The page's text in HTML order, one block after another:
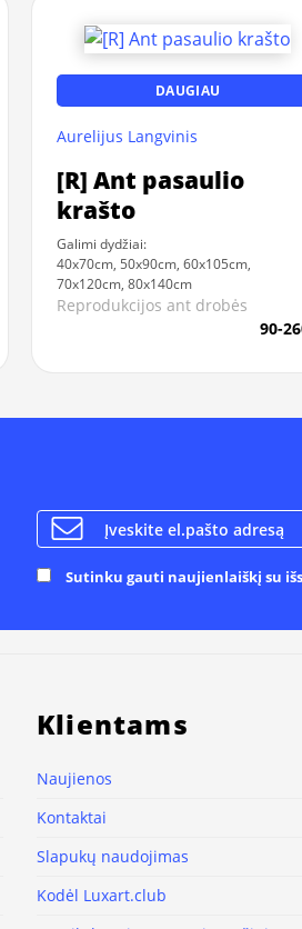
DAUGIAU
Aurelijus Langvinis
[R] Ant pasaulio
krašto
Galimi dydžiai:
40x70cm, 50x90cm, 60x105cm,
70x120cm, 80x140cm
Reprodukcijos ant drobės
90-
Sutinku gauti naujienlaiškį su
Klientams
Naujienos
Kontaktai
Slapukų naudojimas
Kodėl Luxart.club